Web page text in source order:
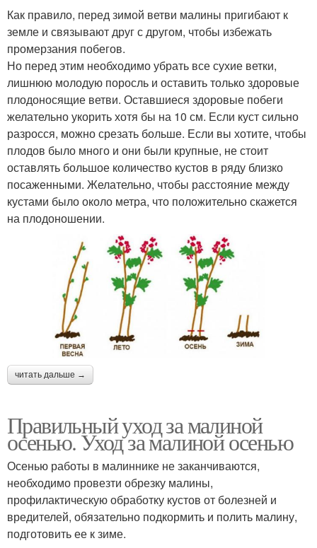
Как правило, перед зимой ветви малины пригибают к
земле и связывают друг с другом, чтобы избежать
промерзания побегов.
Но перед этим необходимо убрать все сухие ветки,
лишнюю молодую поросль и оставить только здоровые
плодоносящие ветви. Оставшиеся здоровые побеги
желательно укорить хотя бы на 10 см. Если куст сильно
разросся, можно срезать больше. Если вы хотите, чтобы
плодов было много и они были крупные, не стоит
оставлять большое количество кустов в ряду близко
посаженными. Желательно, чтобы расстояние между
кустами было около метра, что положительно скажется
на плодоношении.
читать дальше →
Правильный уход за малиной
осенью. Уход за малиной осенью
Осенью работы в малиннике не заканчиваются,
необходимо провезти обрезку малины,
профилактическую обработку кустов от болезней и
вредителей, обязательно подкормить и полить малину,
подготовить ее к зиме.